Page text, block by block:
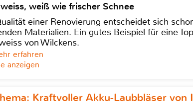
weiß wie frischer Schnee
einer Renovierung entscheidet sich
Materialien. Ein gutes Beispiel für eine
von Wilckens.
erfahren
anzeigen
Kraftvoller Akku-Laubbläser